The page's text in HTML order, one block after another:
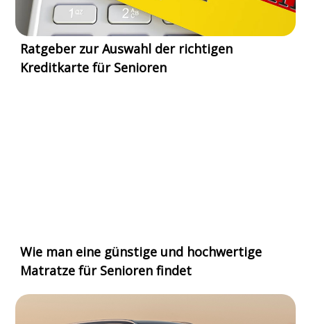
Ratgeber zur Auswahl der richtigen
Kreditkarte für Senioren
Wie man eine günstige und hochwertige
Matratze für Senioren findet